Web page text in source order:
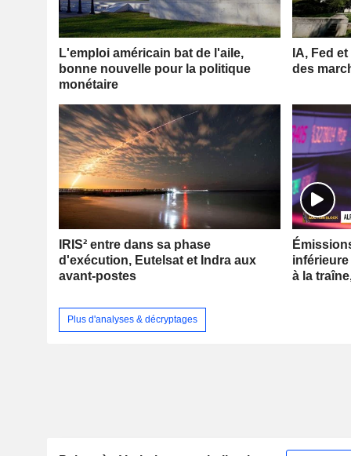
L'emploi américain bat de l'aile,
bonne nouvelle pour la politique
monétaire
IA, Fed
des
IRIS² entre dans sa phase
d'exécution, Eutelsat et Indra aux
avant-postes
à la
Plus d'analyses & décryptages